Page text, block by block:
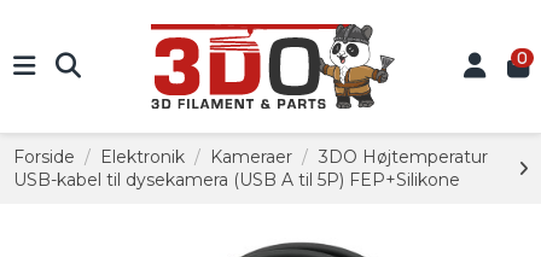
0
Forside Elektronik Kameraer
3DO Højtemperatur
USB-kabel til dysekamera (USB A til 5P) FEP+Silikone